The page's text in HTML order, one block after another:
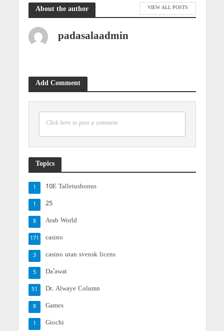
About the author VIEW ALL POSTS
padasalaadmin
Add Comment
Click here to post a comment
Topics
10E Talletusbonus
1
25
1
Arab World
8
casino
171
casino utan svensk licens
3
Da'awat
5
Dr. Alwaye Column
51
Games
8
Giochi
1